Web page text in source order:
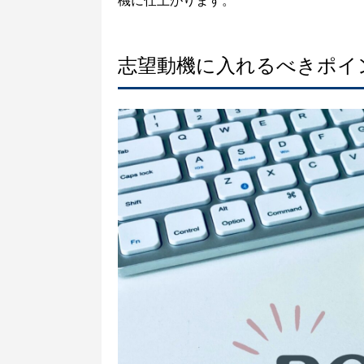
志望動機に入れるべきポイ